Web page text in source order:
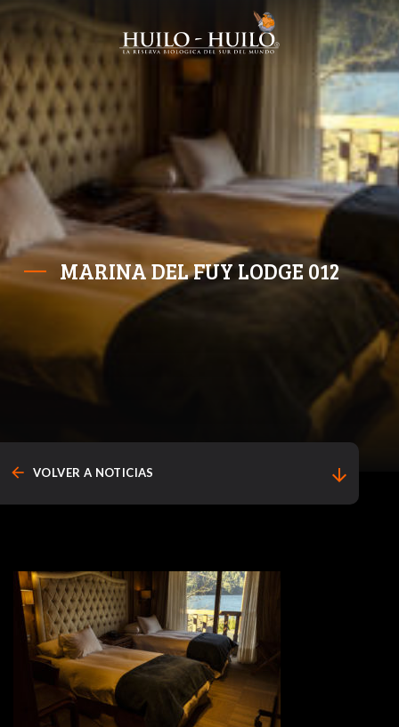
MARINA DEL FUY LODGE 012
arrow_back VOLVER A NOTICIAS arrow_downward